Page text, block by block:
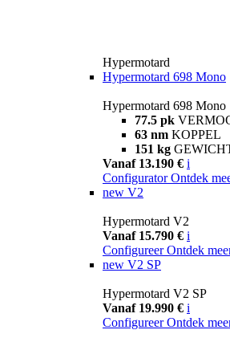
Hypermotard
Hypermotard 698 Mono
Hypermotard 698 Mono
77.5 pk
63 nm KOPPEL
151 kg
Vanaf 13.190 € i
Configurator Ontdek
new V2
Hypermotard V2
Vanaf 15.790 € i
Configureer Ontdek
new V2 SP
Hypermotard V2 SP
Vanaf 19.990 € i
Configureer Ontdek